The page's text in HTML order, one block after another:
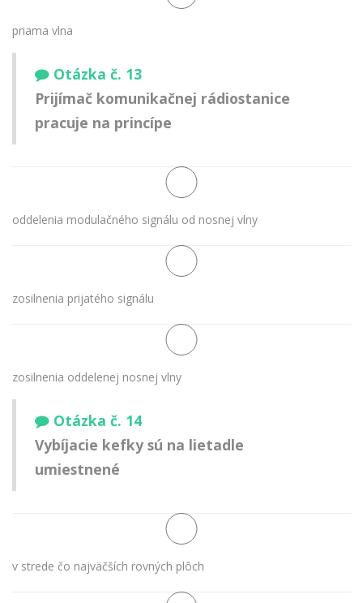
priama vlna
Otázka č. 13
Prijímač komunikačnej rádiostanice
pracuje na princípe
oddelenia modulačného signálu od nosnej vlny
zosilnenia prijatého signálu
zosilnenia oddelenej nosnej vlny
Otázka č. 14
Vybíjacie kefky sú na lietadle
umiestnené
v strede čo najväčších rovných plôch